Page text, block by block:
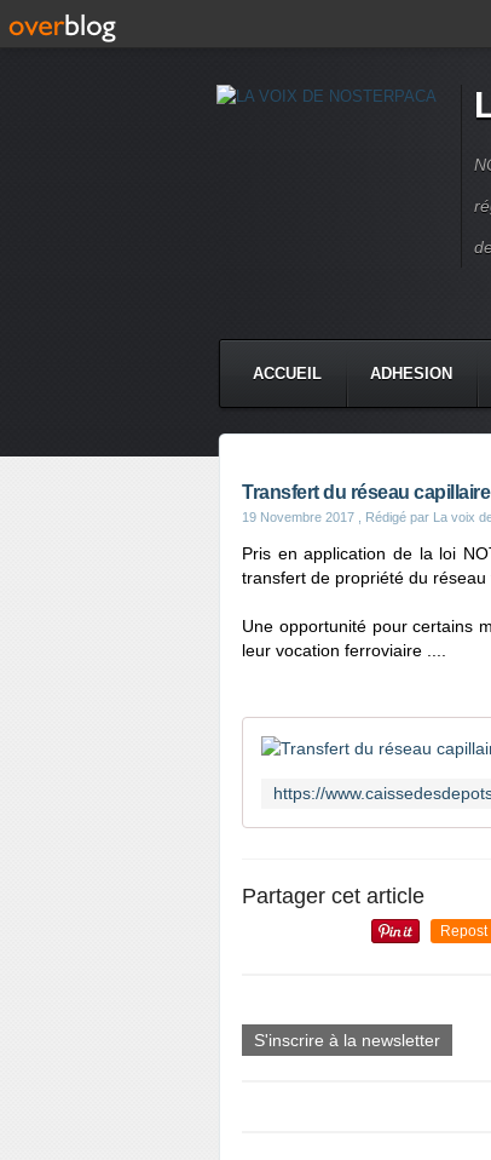
ACCUEIL ADHESION
Transfert du réseau capillaire
19 Novembre 2017 , Rédigé par La voix
Pris en application de la loi
transfert de propriété du
Une opportunité pour certains
leur vocation ferroviaire ....
Partager cet article
Repost
S'inscrire à la newsletter